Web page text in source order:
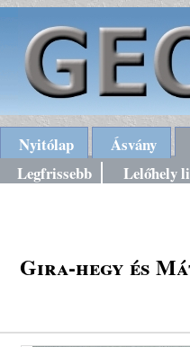
Nyitólap Ásvány
Legfrissebb
Lelőhely
Gira-hegy és